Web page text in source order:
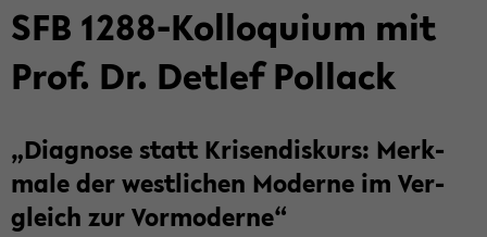
SFB 1288-​Kolloquium mit
Prof. Dr. Det­lef Pol­lack
„Dia­gno­se statt Kri­sen­dis­kurs: Merk­
ma­le der west­li­chen Mo­der­ne im Ver­
gleich zur Vor­mo­der­ne“